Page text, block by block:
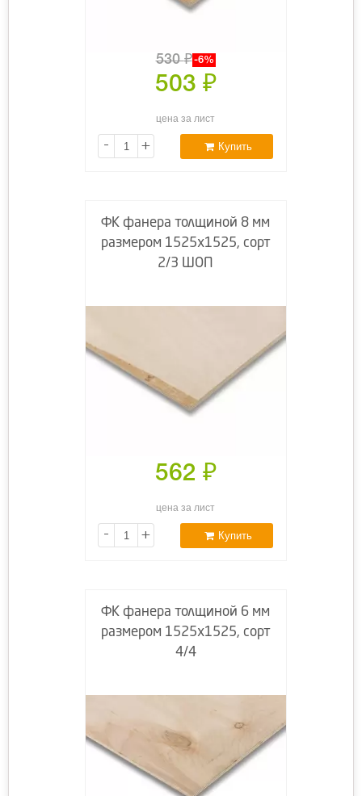
530₽ -6%
503 ₽
цена за лист
- + Купить
ФК фанера толщиной 8 мм
размером 1525х1525, сорт
2/3 ШОП
562 ₽
цена за лист
- + Купить
ФК фанера толщиной 6 мм
размером 1525х1525, сорт
4/4